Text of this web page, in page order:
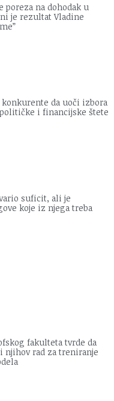
poreza na dohodak u
je rezultat Vladine
da uoči izbora
i financijske štete
suficit, ali je
koje iz njega treba
fakulteta tvrde da
njihov rad za treniranje